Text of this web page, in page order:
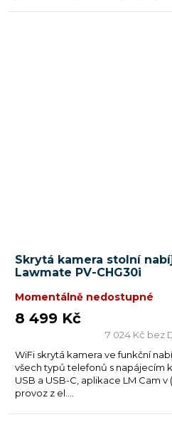
Skrytá kamera stolní
Lawmate PV-CHG30i
Momentálně nedostupné
7 024 Kč bez
8 499 Kč
WiFi skrytá kamera ve funkční
všech typů telefonů s napájecím
USB a USB-C, aplikace LM Cam
provoz z el....